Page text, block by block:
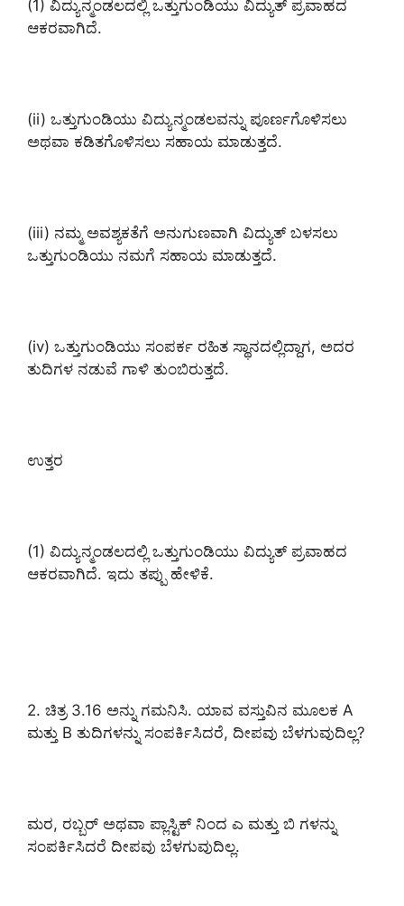
(1) ವಿದ್ಯುನ್ಮಂಡಲದಲ್ಲಿ ಒತ್ತುಗುಂಡಿಯು ವಿದ್ಯುತ್ ಪ್ರವಾಹದ
ಆಕರವಾಗಿದೆ.
(ii) ಒತ್ತುಗುಂಡಿಯು ವಿದ್ಯುನ್ಮಂಡಲವನ್ನು ಪೂರ್ಣಗೊಳಿಸಲು
ಅಥವಾ ಕಡಿತಗೊಳಿಸಲು ಸಹಾಯ ಮಾಡುತ್ತದೆ.
(iii) ನಮ್ಮ ಅವಶ್ಯಕತೆಗೆ ಅನುಗುಣವಾಗಿ ವಿದ್ಯುತ್ ಬಳಸಲು
ಒತ್ತುಗುಂಡಿಯು ನಮಗೆ ಸಹಾಯ ಮಾಡುತ್ತದೆ.
(iv) ಒತ್ತುಗುಂಡಿಯು ಸಂಪರ್ಕ ರಹಿತ ಸ್ಥಾನದಲ್ಲಿದ್ದಾಗ, ಅದರ
ತುದಿಗಳ ನಡುವೆ ಗಾಳಿ ತುಂಬಿರುತ್ತದೆ.
ಉತ್ತರ
(1) ವಿದ್ಯುನ್ಮಂಡಲದಲ್ಲಿ ಒತ್ತುಗುಂಡಿಯು ವಿದ್ಯುತ್ ಪ್ರವಾಹದ
ಆಕರವಾಗಿದೆ. ಇದು ತಪ್ಪು ಹೇಳಿಕೆ.
2. ಚಿತ್ರ 3.16 ಅನ್ನು ಗಮನಿಸಿ. ಯಾವ ವಸ್ತುವಿನ ಮೂಲಕ A
ಮತ್ತು B ತುದಿಗಳನ್ನು ಸಂಪರ್ಕಿಸಿದರೆ, ದೀಪವು ಬೆಳಗುವುದಿಲ್ಲ?
ಮರ, ರಬ್ಬರ್ ಅಥವಾ ಪ್ಲಾಸ್ಟಿಕ್ ನಿಂದ ಎ ಮತ್ತು ಬಿ ಗಳನ್ನು
ಸಂಪರ್ಕಿಸಿದರೆ ದೀಪವು ಬೆಳಗುವುದಿಲ್ಲ.